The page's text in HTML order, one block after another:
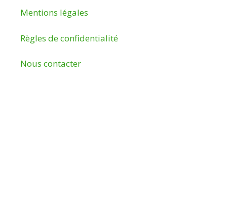
Mentions légales
Règles de confidentialité
Nous contacter